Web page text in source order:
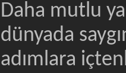
Daha mutlu
dünyada
adımlara